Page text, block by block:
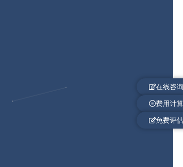
在线咨询
费用计算
免费评估